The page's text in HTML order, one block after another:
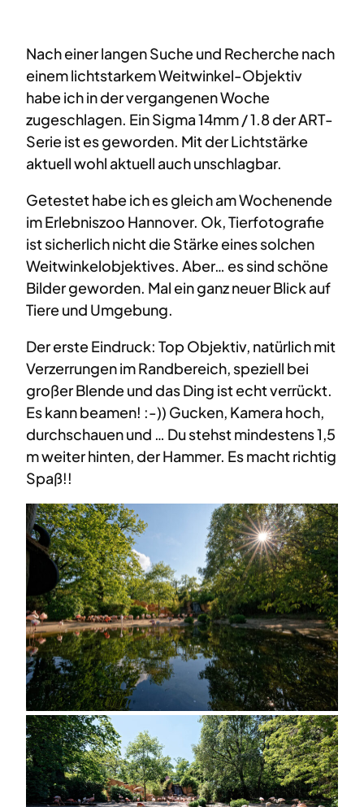
Nach einer langen Suche und Recherche nach
einem lichtstarkem Weitwinkel-Objektiv
habe ich in der vergangenen Woche
zugeschlagen. Ein Sigma 14mm / 1.8 der ART-
Serie ist es geworden. Mit der Lichtstärke
aktuell wohl aktuell auch unschlagbar.
Getestet habe ich es gleich am Wochenende
im Erlebniszoo Hannover. Ok, Tierfotografie
ist sicherlich nicht die Stärke eines solchen
Weitwinkelobjektives. Aber… es sind schöne
Bilder geworden. Mal ein ganz neuer Blick auf
Tiere und Umgebung.
Der erste Eindruck: Top Objektiv, natürlich mit
Verzerrungen im Randbereich, speziell bei
großer Blende und das Ding ist echt verrückt.
Es kann beamen! :-)) Gucken, Kamera hoch,
durchschauen und … Du stehst mindestens 1,5
m weiter hinten, der Hammer. Es macht richtig
Spaß!!